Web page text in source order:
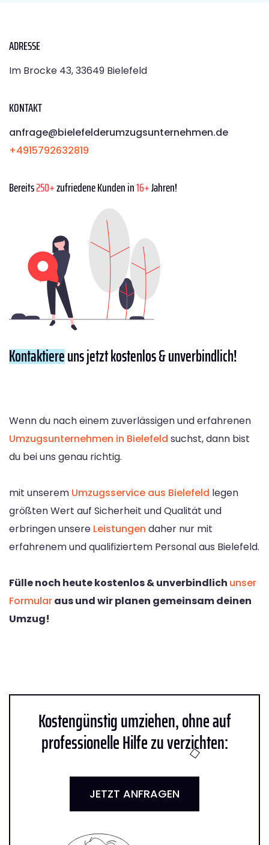
ADRESSE
Im Brocke 43, 33649 Bielefeld
KONTAKT
anfrage@bielefelderumzugsunternehmen.de
+4915792632819
Bereits250+zufriedene Kunden in16+Jahren!
Kontaktiereuns jetzt kostenlos & unverbindlich!
Wenn du nach einem zuverlässigen und erfahrenen
Umzugsunternehmen in Bielefeld suchst, dann bist
du bei uns genau richtig.
mit unserem Umzugsservice aus Bielefeld legen
größten Wert auf Sicherheit und Qualität und
erbringen unsere Leistungen daher nur mit
erfahrenem und qualifiziertem Personal aus Bielefeld.
Fülle noch heute kostenlos & unverbindlich unser
Formularaus und wir planen gemeinsam deinen
Umzug!
Kostengünstig umziehen, ohne auf
professionelle Hilfe zu verzichten:
JETZT ANFRAGEN